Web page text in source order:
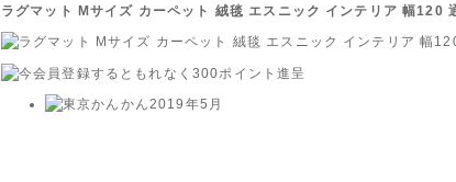
ラグマット Mサイズ カーペット 絨毯 エスニック インテリア 幅120